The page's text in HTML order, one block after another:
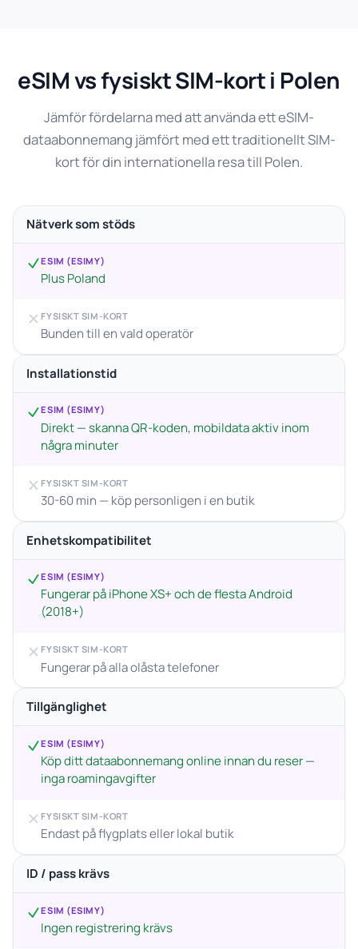
eSIM vs fysiskt SIM-kort i Polen
Jämför fördelarna med att använda ett eSIM-
dataabonnemang jämfört med ett traditionellt SIM-
kort för din internationella resa till Polen.
Nätverk som stöds
ESIM (ESIMY)
Plus Poland
FYSISKT SIM-KORT
Bunden till en vald operatör
Installationstid
ESIM (ESIMY)
Direkt — skanna QR-koden, mobildata aktiv inom
några minuter
FYSISKT SIM-KORT
30-60 min — köp personligen i en butik
Enhetskompatibilitet
ESIM (ESIMY)
Fungerar på iPhone XS+ och de flesta Android
(2018+)
FYSISKT SIM-KORT
Fungerar på alla olåsta telefoner
Tillgänglighet
ESIM (ESIMY)
Köp ditt dataabonnemang online innan du reser —
inga roamingavgifter
FYSISKT SIM-KORT
Endast på flygplats eller lokal butik
ID / pass krävs
ESIM (ESIMY)
Ingen registrering krävs